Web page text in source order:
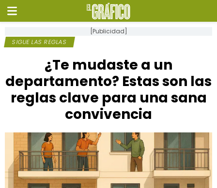
[Publicidad]
SIGUE LAS REGLAS
¿Te mudaste a un
departamento? Estas son las
reglas clave para una sana
convivencia